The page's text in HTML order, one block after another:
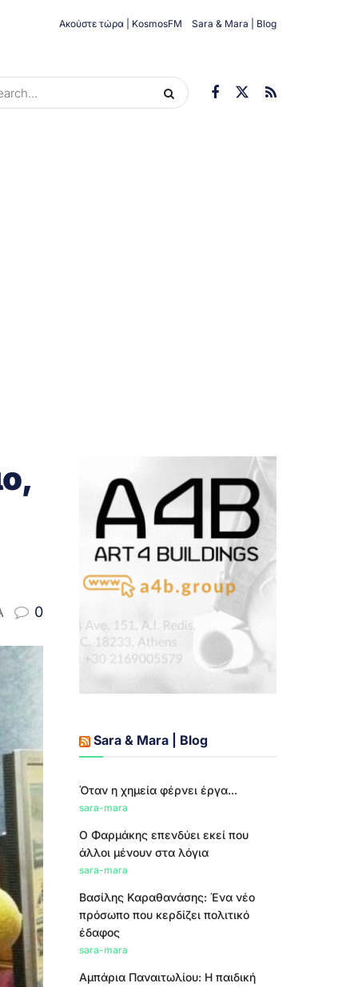
Ακούστε τώρα | KosmosFM Sara & Mara | Blog
0
Sara & Mara | Blog
Όταν η χημεία φέρνει έργα...
sara-mara
Ο Φαρμάκης επενδύει εκεί που
άλλοι μένουν στα λόγια
sara-mara
Βασίλης Καραθανάσης: Ένα νέο
πρόσωπο που κερδίζει πολιτικό
έδαφος
sara-mara
Αμπάρια Παναιτωλίου: Η παιδική